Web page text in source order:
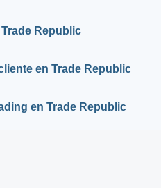
Republic
en Trade Republic
en Trade Republic